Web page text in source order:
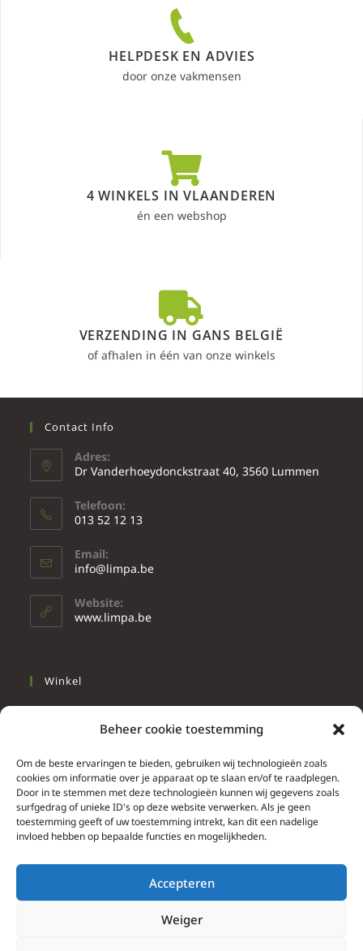
Beheer cookie toestemming
Om de beste ervaringen te bieden, gebruiken wij technologieën zoals
cookies om informatie over je apparaat op te slaan en/of te raadplegen.
Door in te stemmen met deze technologieën kunnen wij gegevens zoals
surfgedrag of unieke ID's op deze website verwerken. Als je geen
toestemming geeft of uw toestemming intrekt, kan dit een nadelige
invloed hebben op bepaalde functies en mogelijkheden.
Accepteren
Weiger
HELPDESK EN ADVIES
door onze vakmensen
4 WINKELS IN VLAANDEREN
én een webshop
VERZENDING IN GANS BELGIË
of afhalen in één van onze winkels
Contact Info
Adres:
Dr Vanderhoeydonckstraat 40, 3560 Lummen
Telefoon:
013 52 12 13
Email:
info@limpa.be
Website:
www.limpa.be
Winkel
Wonen
Info
Contacteer ons